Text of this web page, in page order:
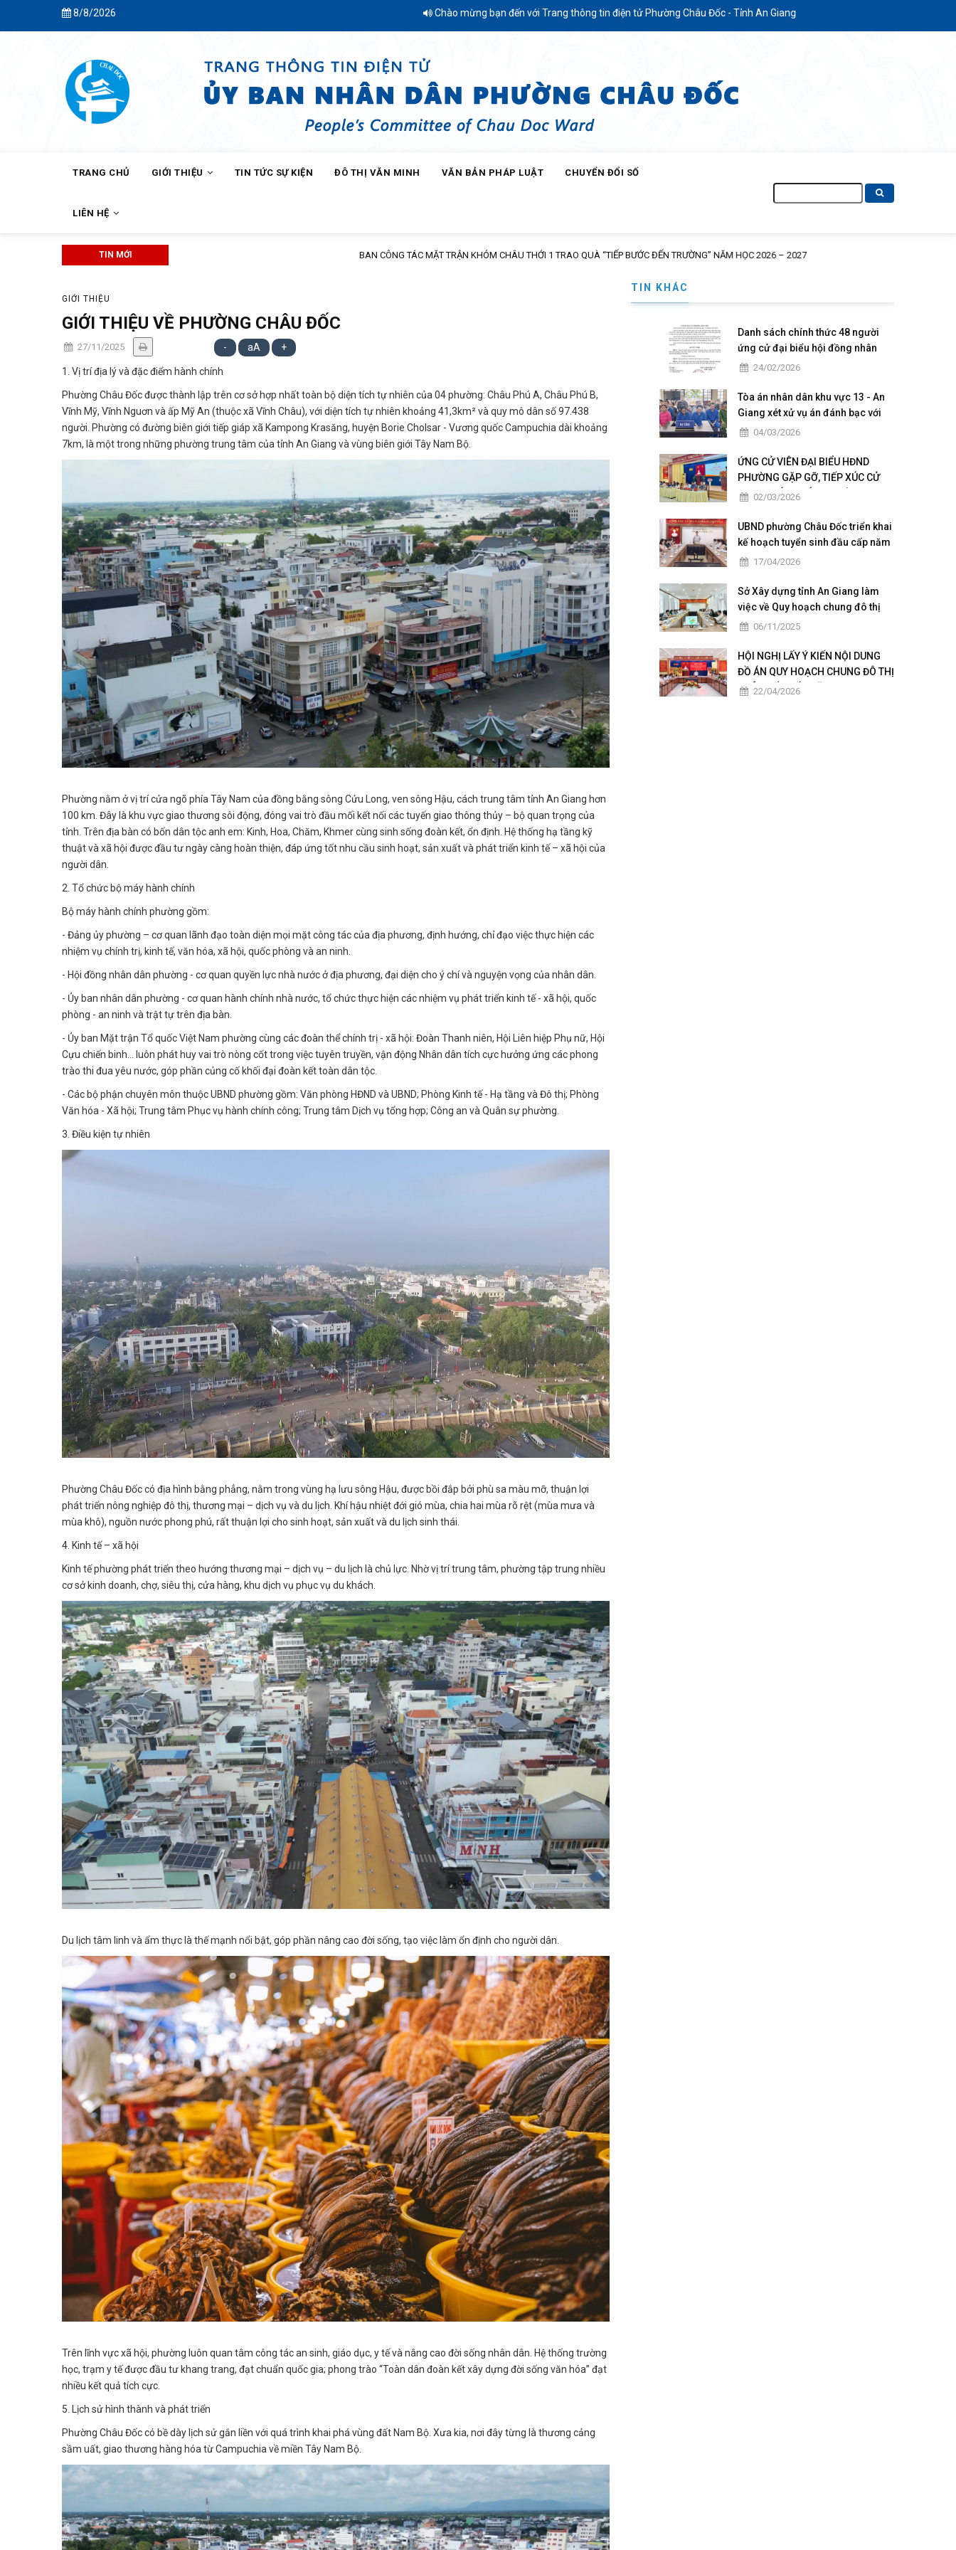
8/8/2026 Chào mừng bạn đến với Trang thông tin điện tử Phường Châu Đốc - Tỉnh An Giang
NAVIGATION
TRANG CHỦ GIỚI THIỆU TIN TỨC SỰ KIỆN ĐÔ THỊ VĂN MINH VĂN BẢN PHÁP LUẬT CHUYỂN ĐỔI SỐ
LIÊN HỆ
kiếm
TIN MỚI BAN CÔNG TÁC MẶT TRẬN KHÓM CHÂU THỚI 1 TRAO QUÀ “TIẾP BƯỚC ĐẾN TRƯỜNG” NĂM HỌC 2026 – 2027
GIỚI THIỆU
GIỚI THIỆU VỀ PHƯỜNG CHÂU ĐỐC
27/11/2025 - aA +
1. Vị trí địa lý và đặc điểm hành chính
Phường Châu Đốc được thành lập trên cơ sở hợp nhất toàn bộ diện tích tự nhiên của 04 phường: Châu Phú A, Châu Phú B,
Vĩnh Mỹ, Vĩnh Nguơn và ấp Mỹ An (thuộc xã Vĩnh Châu), với diện tích tự nhiên khoảng 41,3km² và quy mô dân số 97.438
người. Phường có đường biên giới tiếp giáp xã Kampong Krasăng, huyện Borie Cholsar - Vương quốc Campuchia dài khoảng
7km, là một trong những phường trung tâm của tỉnh An Giang và vùng biên giới Tây Nam Bộ.
Phường nằm ở vị trí cửa ngõ phía Tây Nam của đồng bằng sông Cửu Long, ven sông Hậu, cách trung tâm tỉnh An Giang hơn
100 km. Đây là khu vực giao thương sôi động, đóng vai trò đầu mối kết nối các tuyến giao thông thủy – bộ quan trọng của
tỉnh. Trên địa bàn có bốn dân tộc anh em: Kinh, Hoa, Chăm, Khmer cùng sinh sống đoàn kết, ổn định. Hệ thống hạ tầng kỹ
thuật và xã hội được đầu tư ngày càng hoàn thiện, đáp ứng tốt nhu cầu sinh hoạt, sản xuất và phát triển kinh tế – xã hội của
người dân.
2. Tổ chức bộ máy hành chính
Bộ máy hành chính phường gồm:
- Đảng ủy phường – cơ quan lãnh đạo toàn diện mọi mặt công tác của địa phương, định hướng, chỉ đạo việc thực hiện các
nhiệm vụ chính trị, kinh tế, văn hóa, xã hội, quốc phòng và an ninh.
- Hội đồng nhân dân phường - cơ quan quyền lực nhà nước ở địa phương, đại diện cho ý chí và nguyện vọng của nhân dân.
- Ủy ban nhân dân phường - cơ quan hành chính nhà nước, tổ chức thực hiện các nhiệm vụ phát triển kinh tế - xã hội, quốc
phòng - an ninh và trật tự trên địa bàn.
- Ủy ban Mặt trận Tổ quốc Việt Nam phường cùng các đoàn thể chính trị - xã hội: Đoàn Thanh niên, Hội Liên hiệp Phụ nữ, Hội
Cựu chiến binh… luôn phát huy vai trò nòng cốt trong việc tuyên truyền, vận động Nhân dân tích cực hưởng ứng các phong
trào thi đua yêu nước, góp phần củng cố khối đại đoàn kết toàn dân tộc.
- Các bộ phận chuyên môn thuộc UBND phường gồm: Văn phòng HĐND và UBND; Phòng Kinh tế - Hạ tầng và Đô thị; Phòng
Văn hóa - Xã hội; Trung tâm Phục vụ hành chính công; Trung tâm Dịch vụ tổng hợp; Công an và Quân sự phường.
3. Điều kiện tự nhiên
Phường Châu Đốc có địa hình bằng phẳng, nằm trong vùng hạ lưu sông Hậu, được bồi đắp bởi phù sa màu mỡ, thuận lợi
phát triển nông nghiệp đô thị, thương mại – dịch vụ và du lịch. Khí hậu nhiệt đới gió mùa, chia hai mùa rõ rệt (mùa mưa và
mùa khô), nguồn nước phong phú, rất thuận lợi cho sinh hoạt, sản xuất và du lịch sinh thái.
4. Kinh tế – xã hội
Kinh tế phường phát triển theo hướng thương mại – dịch vụ – du lịch là chủ lực. Nhờ vị trí trung tâm, phường tập trung nhiều
cơ sở kinh doanh, chợ, siêu thị, cửa hàng, khu dịch vụ phục vụ du khách.
Du lịch tâm linh và ẩm thực là thế mạnh nổi bật, góp phần nâng cao đời sống, tạo việc làm ổn định cho người dân.
Trên lĩnh vực xã hội, phường luôn quan tâm công tác an sinh, giáo dục, y tế và nâng cao đời sống nhân dân. Hệ thống trường
học, trạm y tế được đầu tư khang trang, đạt chuẩn quốc gia; phong trào “Toàn dân đoàn kết xây dựng đời sống văn hóa” đạt
nhiều kết quả tích cực.
5. Lịch sử hình thành và phát triển
Phường Châu Đốc có bề dày lịch sử gắn liền với quá trình khai phá vùng đất Nam Bộ. Xưa kia, nơi đây từng là thương cảng
sầm uất, giao thương hàng hóa từ Campuchia về miền Tây Nam Bộ.
TIN KHÁC
Danh sách chính thức 48 người
ứng cử đại biểu hội đồng nhân
dân của phường Châu Đốc nhiệm
24/02/2026
Tòa án nhân dân khu vực 13 - An
Giang xét xử vụ án đánh bạc với
số tiền giao dịch hơn 4,9 tỷ đồng
04/03/2026
ỨNG CỬ VIÊN ĐẠI BIỂU HĐND
PHƯỜNG GẶP GỠ, TIẾP XÚC CỬ
TRI TẠI CÁC KHÓM THUỘC ĐƠN VỊ
02/03/2026
UBND phường Châu Đốc triển khai
kế hoạch tuyển sinh đầu cấp năm
học 2026 – 2027
17/04/2026
Sở Xây dựng tỉnh An Giang làm
việc về Quy hoạch chung đô thị
Châu Đốc – Vĩnh Tế giai đoạn
06/11/2025
HỘI NGHỊ LẤY Ý KIẾN NỘI DUNG
ĐỒ ÁN QUY HOẠCH CHUNG ĐÔ THỊ
CHÂU ĐỐC ĐẾN NĂM 2050
22/04/2026